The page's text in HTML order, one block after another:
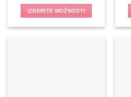
IZBERITE MOŽNOSTI